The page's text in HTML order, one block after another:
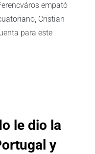
empató
Cristian
para este
le dio la
y